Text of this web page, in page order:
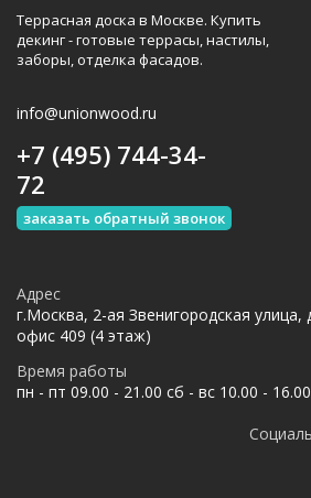
Террасная доска в Москве. Купить
декинг - готовые террасы, настилы,
заборы, отделка фасадов.
info@unionwood.ru
+7 (495) 744-34-
72
заказать обратный звонок
Адрес
г.Москва, 2-ая Звенигородская
офис 409 (4 этаж)
Время работы
пн - пт 09.00 - 21.00 сб - вс 10.00 - 16.00